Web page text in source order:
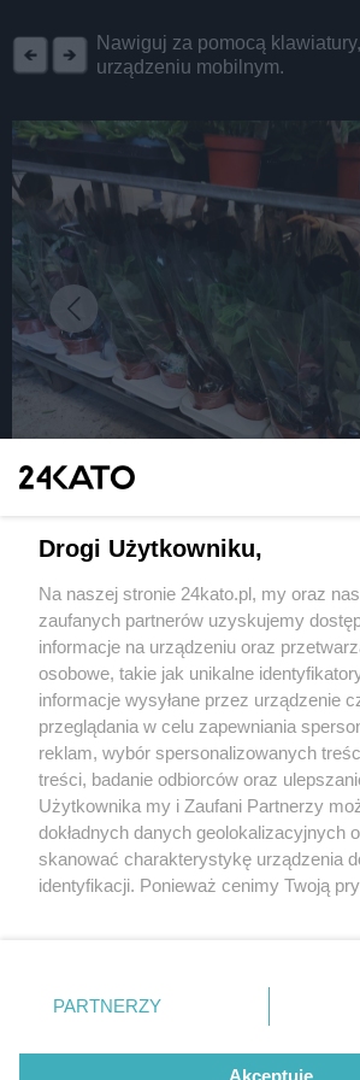
Nawiguj za pomocą
urządzeniu mobilnym.
Festiwal Roślin w Spodku
4 / 14
Festiwal roślin
Spodek 2022 8
Festiwal Roślin w katowickim Spodku.
marca 2022
Wydawca mediów lokalnych
Nie zapomnij
zapoznać się z:
polityką prywatności regulamin
Twojemiasto
Piekary Śląskie
Chorzów
Tarnowskie Góry
Gliwice
Kontakt
Wydawca
Redakcja
Drogi Użytkowniku,
Na naszej stronie 24kato.pl, my oraz
zaufanych partnerów uzyskujemy
informacje na urządzeniu oraz
osobowe, takie jak unikalne
informacje wysyłane przez urządzenie
przeglądania w celu zapewniania
reklam, wybór spersonalizowanych
treści, badanie odbiorców oraz
Użytkownika my i Zaufani Partnerzy
dokładnych danych geolokalizacyjnych
skanować charakterystykę urządzenia
identyfikacji. Ponieważ cenimy Twoją
prywatności znajdujący się w lewym
. Niektóre rodzaje przetwarzania
zgody użytkownika, ale masz prawo
takiemu przetwarzaniu. Preferencje będą
PARTNERZY
Akceptuję